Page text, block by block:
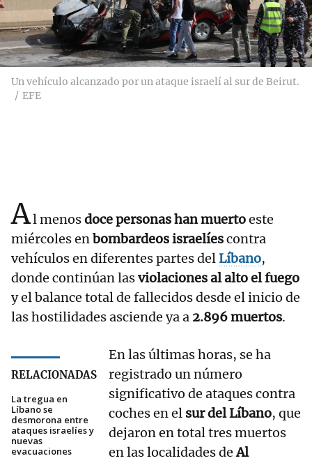
Un vehículo alcanzado por un ataque israelí al sur de Beirut.
EFE
Al menosdoce personas han muertoeste
miércoles enbombardeos israelíescontra
vehículos en diferentes partes delLíbano,
donde continúan lasviolaciones al alto el fuego
y el balance total de fallecidos desde el inicio de
las hostilidades asciende ya a 2.896 muertos.
RELACIONADAS
La tregua en
Líbano se
desmorona entre
ataques israelíes y
nuevas
evacuaciones
En las últimas horas, se ha
registrado un número
significativo de ataques contra
coches en el sur del Líbano, que
dejaron en total tres muertos
en las localidades deAl